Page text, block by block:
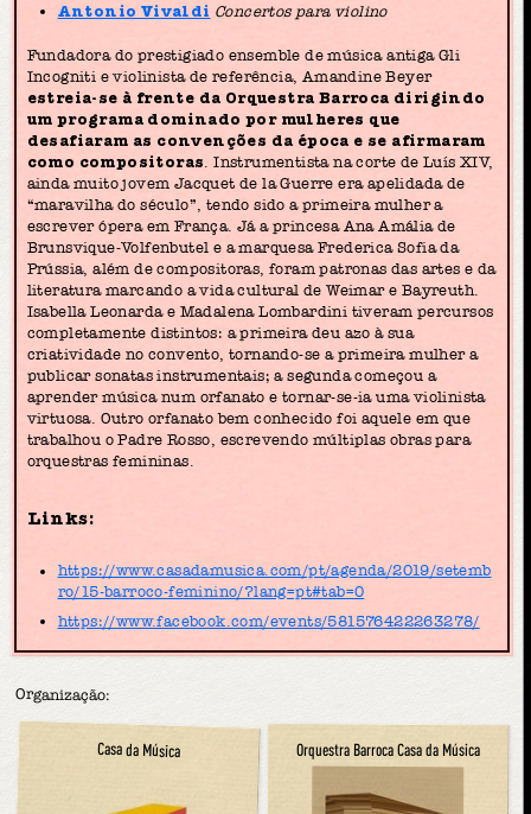
Antonio Vivaldi Concertos para violino
Fundadora do prestigiado ensemble de música antiga Gli
Incogniti e violinista de referência, Amandine Beyer
estreia-se à frente da Orquestra Barroca dirigindo
um programa dominado por mulheres que
desafiaram as convenções da época e se afirmaram
como compositoras. Instrumentista na corte de Luís XIV,
ainda muito jovem Jacquet de la Guerre era apelidada de
“maravilha do século”, tendo sido a primeira mulher a
escrever ópera em França. Já a princesa Ana Amália de
Brunsvique-Volfenbutel e a marquesa Frederica Sofia da
Prússia, além de compositoras, foram patronas das artes e da
literatura marcando a vida cultural de Weimar e Bayreuth.
Isabella Leonarda e Madalena Lombardini tiveram percursos
completamente distintos: a primeira deu azo à sua
criatividade no convento, tornando-se a primeira mulher a
publicar sonatas instrumentais; a segunda começou a
aprender música num orfanato e tornar-se-ia uma violinista
virtuosa. Outro orfanato bem conhecido foi aquele em que
trabalhou o Padre Rosso, escrevendo múltiplas obras para
orquestras femininas.
Links:
https://www.casadamusica.com/pt/agenda/2019/setemb
ro/15-barroco-feminino/?lang=pt#tab=0
https://www.facebook.com/events/581576422263278/
Organização:
Casa da Música Orquestra Barroca Casa da Música